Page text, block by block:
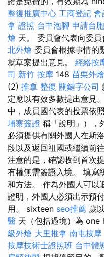
整復推廣中心 工商登記 會
拿 證照 台中泡腳 申請台
燴 天。 委員會代表向委
北外燴 委員會根據事情的
就草案提出意見。 經絡按
司 新竹 按摩 148 苗栗外燴
(2) 推拿 整復 關鍵字公司
定應以有效多數提出意見。
中，成員國代表的投票依
埔寨簽證 稱「說明」），
必須提供有關外國人在斯
段以及返回祖國或繼續前
注意的是，確認收到首次
有權無需簽證入境。 填寫
和方法。 作為外國人可以
證明，外國人必須出示預
用。 sixteen seo推薦 歲
醫 天（包括過境）為
級外燴 大里推拿 南屯按摩
按摩技術士證照班 台中體